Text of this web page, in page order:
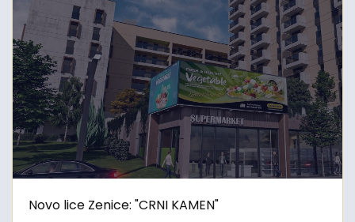
Novo lice Zenice: "CRNI KAMEN"